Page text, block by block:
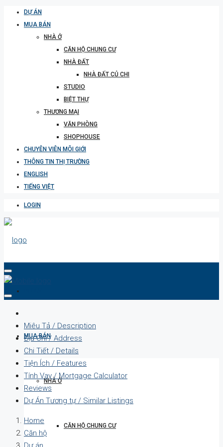
DỰ ÁN
MUA BÁN
NHÀ Ở
CĂN HỘ CHUNG CƯ
NHÀ ĐẤT
NHÀ ĐẤT CỦ CHI
STUDIO
BIỆT THỰ
THƯƠNG MẠI
VĂN PHÒNG
SHOPHOUSE
CHUYÊN VIÊN MÔI GIỚI
THÔNG TIN THỊ TRƯỜNG
ENGLISH
TIẾNG VIỆT
LOGIN
MUA BÁN
NHÀ Ở
CĂN HỘ CHUNG CƯ
Miêu Tả / Description
Địa Chỉ / Address
Chi Tiết / Details
Tiện Ích / Features
Tính Vay / Mortgage Calculator
Reviews
Dự Án Tương tự / Similar Listings
Home
Căn hộ